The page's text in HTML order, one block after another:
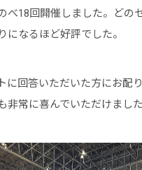
べ18回開催しました。どの
になるほど好評でした。
に回答いただいた方にお配
非常に喜んでいただけました